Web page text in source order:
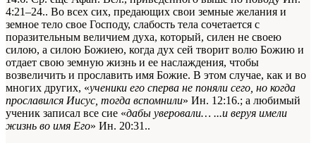
4:21–24.. Во всех сих, предающих свои земные желания и
земное тело свое Господу, слабость тела сочетается с
поразительным величием духа, который, силен не своею
силою, а силою Божиею, когда дух сей творит волю Божию и
отдает свою земную жизнь и ее наслаждения, чтобы
возвеличить и прославить имя Божие. В этом случае, как и во
многих других, «ученики его сперва не поняли сего, но когда
прославился Иисус, тогда вспомнили» Ин. 12:16.; а любимый
ученик записал все сие «дабы уверовали… ...и веруя имели
жизнь во имя Его» Ин. 20:31..